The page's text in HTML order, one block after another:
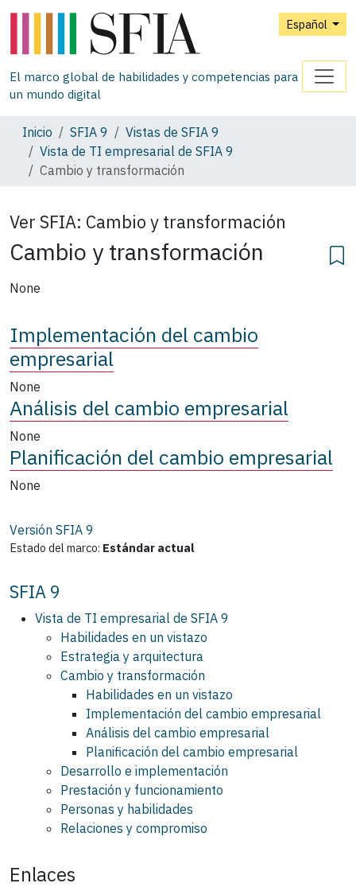
Español
El marco global de habilidades y competencias para
un mundo digital
Inicio SFIA 9
Vistas de SFIA 9
Vista de TI empresarial de SFIA 9
Cambio y transformación
Ver SFIA: Cambio y transformación
Cambio y transformación
None
Implementación del cambio
empresarial
None
Análisis del cambio empresarial
None
Planificación del cambio empresarial
None
Versión SFIA 9
Estado del marco: Estándar actual
SFIA 9
Vista de TI empresarial de SFIA 9
Habilidades en un vistazo
Estrategia y arquitectura
Cambio y transformación
Habilidades en un vistazo
Implementación del cambio empresarial
Análisis del cambio empresarial
Planificación del cambio empresarial
Desarrollo e implementación
Prestación y funcionamiento
Personas y habilidades
Relaciones y compromiso
Enlaces